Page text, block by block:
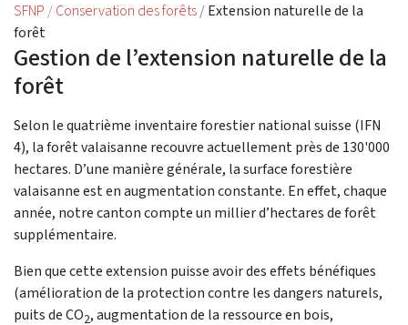
SFNP Conservation des forêts
Extension naturelle de la
forêt
Gestion de l’extension naturelle de la
forêt
Selon le quatrième inventaire forestier national suisse (IFN
4), la forêt valaisanne recouvre actuellement près de 130'000
hectares. D’une manière générale, la surface forestière
valaisanne est en augmentation constante. En effet, chaque
année, notre canton compte un millier d’hectares de forêt
supplémentaire.
Bien que cette extension puisse avoir des effets bénéfiques
(amélioration de la protection contre les dangers naturels,
puits de CO2, augmentation de la ressource en bois,